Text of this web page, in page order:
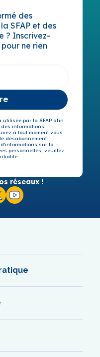
des
SFAP et des
? Inscrivez-
ne rien
utilisée par la SFAP afin
des informations
à tout moment vous
désabonnement
sur la
personnelles, veuillez
réseaux !